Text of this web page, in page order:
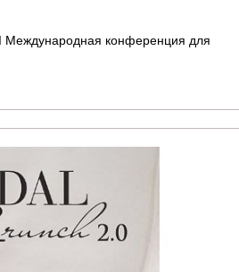
Международная конференция для